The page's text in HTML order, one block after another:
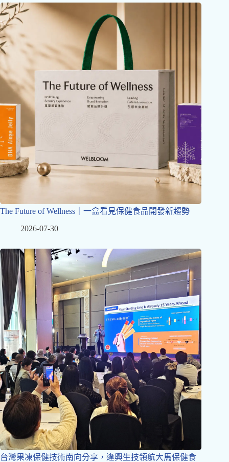
The Future of Wellness｜一盒看見保健食品開發新趨勢
2026-07-30
台灣果凍保健技術南向分享，逢興生技領航大馬保健食